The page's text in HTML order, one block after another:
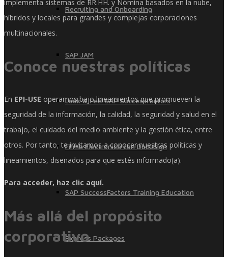
Recruiting and Onboarding
SAP JAM
Look & Feel SAP SuccessFactors
Firma Electrónica con DocuSign
SAP SuccessFactors Training Education
Express Packages
implementa sistemas de RR.HH. y Nómina basados ​​en la nube,
híbridos y locales para grandes y complejas corporaciones
multinacionales.
Conoce nuestras políticas
En EPI-USE operamos bajo lineamientos que promueven la
seguridad de la información, la calidad, la seguridad y salud en el
trabajo, el cuidado del medio ambiente y la gestión ética, entre
otros. Por tanto, te invitamos a conocer nuestras políticas y
lineamientos, diseñados para que estés informado(a).
Para acceder, haz clic aquí.
Más allá del propósito
corporativo